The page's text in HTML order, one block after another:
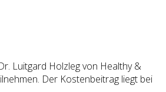
Luitgard Holzleg von Healthy &
Der Kostenbeitrag liegt bei